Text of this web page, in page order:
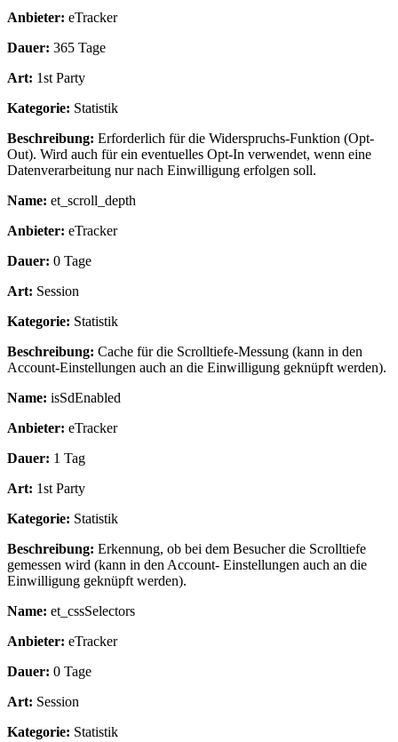
Anbieter: eTracker
Dauer: 365 Tage
Art: 1st Party
Kategorie: Statistik
Beschreibung: Erforderlich für die Widerspruchs-Funktion (Opt-
Out). Wird auch für ein eventuelles Opt-In verwendet, wenn eine
Datenverarbeitung nur nach Einwilligung erfolgen soll.
Name: et_scroll_depth
Anbieter: eTracker
Dauer: 0 Tage
Art: Session
Kategorie: Statistik
Beschreibung: Cache für die Scrolltiefe-Messung (kann in den
Account-Einstellungen auch an die Einwilligung geknüpft werden).
Name: isSdEnabled
Anbieter: eTracker
Dauer: 1 Tag
Art: 1st Party
Kategorie: Statistik
Beschreibung: Erkennung, ob bei dem Besucher die Scrolltiefe
gemessen wird (kann in den Account- Einstellungen auch an die
Einwilligung geknüpft werden).
Name: et_cssSelectors
Anbieter: eTracker
Dauer: 0 Tage
Art: Session
Kategorie: Statistik